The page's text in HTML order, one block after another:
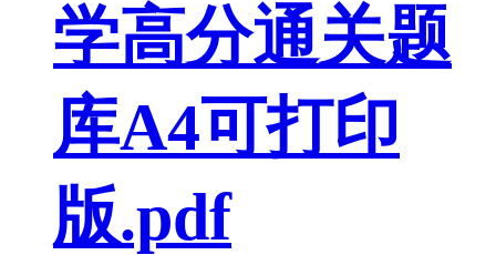
学高分通关题
库A4可打印
版.pdf